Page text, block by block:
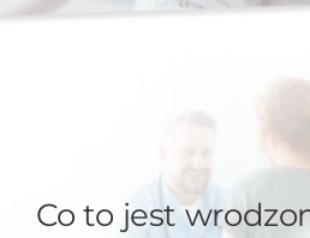
Co to jest